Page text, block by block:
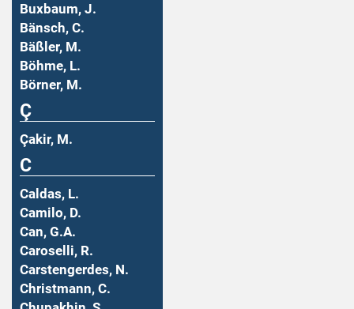
Buxbaum, J.
Bänsch, C.
Bäßler, M.
Böhme, L.
Börner, M.
Ç
Çakir, M.
C
Caldas, L.
Camilo, D.
Can, G.A.
Caroselli, R.
Carstengerdes, N.
Christmann, C.